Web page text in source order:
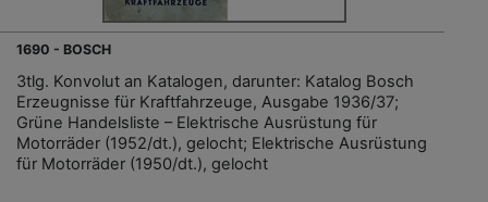
1690 - BOSCH
3tlg. Konvolut an Katalogen, darunter: Katalog Bosch
Erzeugnisse für Kraftfahrzeuge, Ausgabe 1936/37;
Grüne Handelsliste – Elektrische Ausrüstung für
Motorräder (1952/dt.), gelocht; Elektrische Ausrüstung
für Motorräder (1950/dt.), gelocht